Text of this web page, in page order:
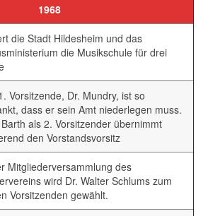
1968
die Stadt Hildesheim und das
die Musikschule für drei
Vorsitzende, Dr. Mundry, ist so
dass er sein Amt niederlegen muss.
als 2. Vorsitzender übernimmt
den Vorstandsvorsitz
Mitgliederversammlung des
wird Dr. Walter Schlums zum
Vorsitzenden gewählt.